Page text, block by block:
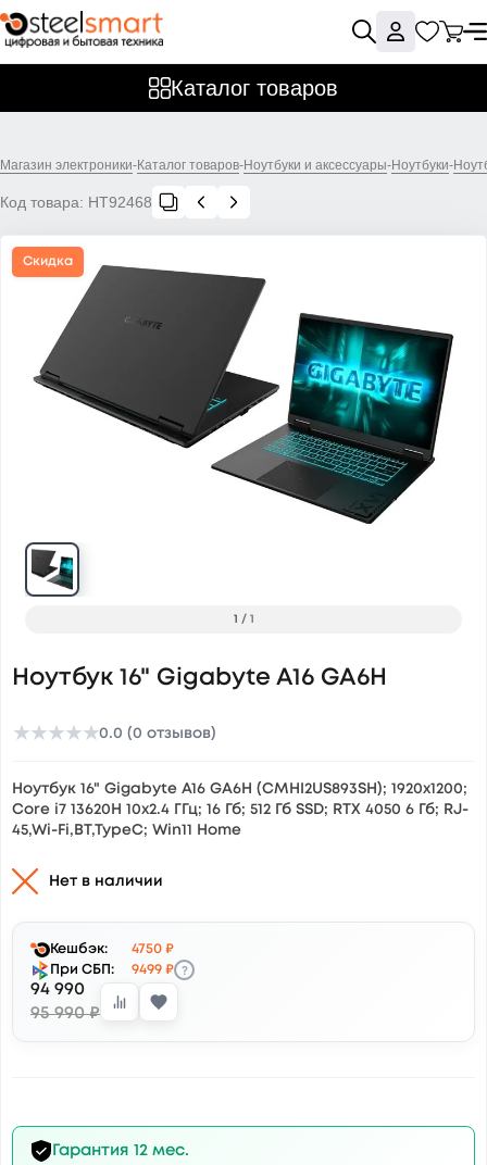
Каталог товаров
Магазин электроники-Каталог товаров-Ноутбуки и аксессуары-Ноутбуки-
Код товара: НТ92468
Скидка
1 / 1
Ноутбук 16" Gigabyte A16 GA6H
★★★★★0.0 (0 отзывов)
Ноутбук 16" Gigabyte A16 GA6H (CMHI2US893SH); 1920х1200;
Core i7 13620H 10x2.4 ГГц; 16 Гб; 512 Гб SSD; RTX 4050 6 Гб; RJ-
45,Wi-Fi,BT,TypeC; Win11 Home
Нет в наличии
Кешбэк:
4750 ₽
При СБП:
9499 ₽ ?
94 990
95 990 ₽
Гарантия 12 мес.